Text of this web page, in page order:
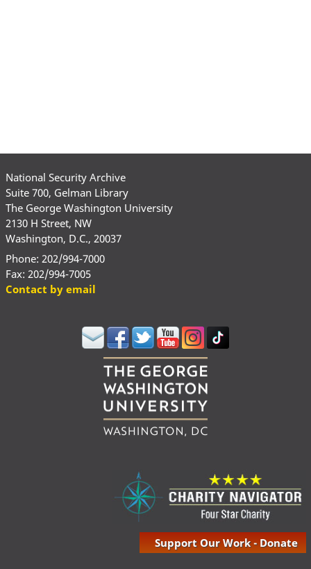
National Security Archive
Suite 700, Gelman Library
The George Washington University
2130 H Street, NW
Washington, D.C., 20037
Phone: 202/994-7000
Fax: 202/994-7005
Contact by email
Support Our Work - Donate